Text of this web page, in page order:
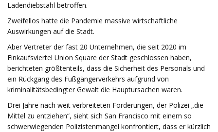
Ladendiebstahl betroffen.
Zweifellos hatte die Pandemie massive wirtschaftliche
Auswirkungen auf die Stadt.
Aber Vertreter der fast 20 Unternehmen, die seit 2020 im
Einkaufsviertel Union Square der Stadt geschlossen haben,
berichteten größtenteils, dass die Sicherheit des Personals und
ein Rückgang des Fußgängerverkehrs aufgrund von
kriminalitätsbedingter Gewalt die Hauptursachen waren.
Drei Jahre nach weit verbreiteten Forderungen, der Polizei „die
Mittel zu entziehen“, sieht sich San Francisco mit einem so
schwerwiegenden Polizistenmangel konfrontiert, dass er kürzlich